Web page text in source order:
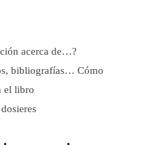
acerca de…?
bibliografías… Cómo
el libro